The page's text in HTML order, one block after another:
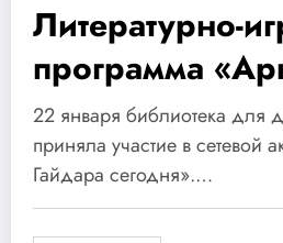
Литературно-
программа
Гайдар
22 января библиотека для
приняла участие в сетевой
Гайдара сегодня».…